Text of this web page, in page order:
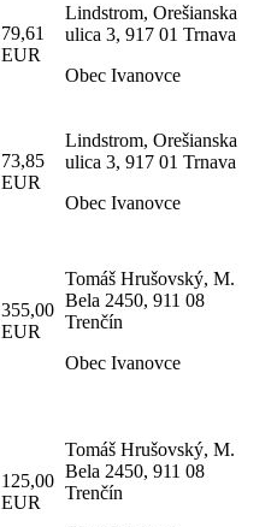
79,61
EUR
Lindstrom, Orešianska
ulica 3, 917 01 Trnava
Obec Ivanovce
73,85
EUR
Lindstrom, Orešianska
ulica 3, 917 01 Trnava
Obec Ivanovce
355,00
EUR
Tomáš Hrušovský, M.
Bela 2450, 911 08
Trenčín
Obec Ivanovce
125,00
EUR
Tomáš Hrušovský, M.
Bela 2450, 911 08
Trenčín